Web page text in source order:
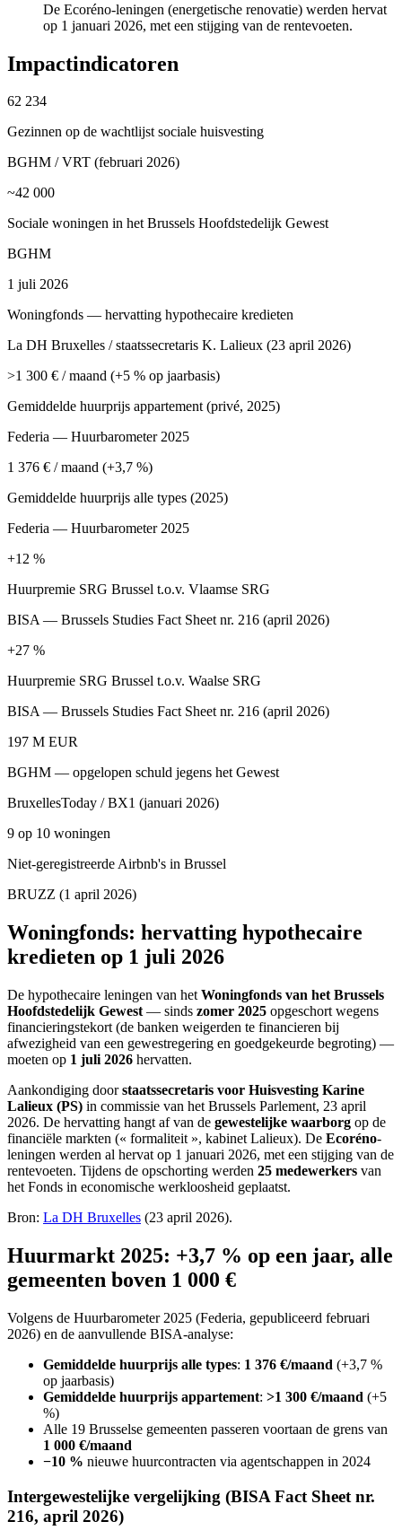
De Ecoréno-leningen (energetische renovatie) werden hervat
op 1 januari 2026, met een stijging van de rentevoeten.
Impactindicatoren
62 234
Gezinnen op de wachtlijst sociale huisvesting
BGHM / VRT (februari 2026)
~42 000
Sociale woningen in het Brussels Hoofdstedelijk Gewest
BGHM
1 juli 2026
Woningfonds — hervatting hypothecaire kredieten
La DH Bruxelles / staatssecretaris K. Lalieux (23 april 2026)
>1 300 € / maand (+5 % op jaarbasis)
Gemiddelde huurprijs appartement (privé, 2025)
Federia — Huurbarometer 2025
1 376 € / maand (+3,7 %)
Gemiddelde huurprijs alle types (2025)
Federia — Huurbarometer 2025
+12 %
Huurpremie SRG Brussel t.o.v. Vlaamse SRG
BISA — Brussels Studies Fact Sheet nr. 216 (april 2026)
+27 %
Huurpremie SRG Brussel t.o.v. Waalse SRG
BISA — Brussels Studies Fact Sheet nr. 216 (april 2026)
197 M EUR
BGHM — opgelopen schuld jegens het Gewest
BruxellesToday / BX1 (januari 2026)
9 op 10 woningen
Niet-geregistreerde Airbnb's in Brussel
BRUZZ (1 april 2026)
Woningfonds: hervatting hypothecaire
kredieten op 1 juli 2026
De hypothecaire leningen van het Woningfonds van het Brussels
Hoofdstedelijk Gewest — sinds zomer 2025 opgeschort wegens
financieringstekort (de banken weigerden te financieren bij
afwezigheid van een gewestregering en goedgekeurde begroting) —
moeten op 1 juli 2026 hervatten.
Aankondiging doorstaatssecretaris voor Huisvesting Karine
Lalieux (PS) in commissie van het Brussels Parlement, 23 april
2026. De hervatting hangt af van de gewestelijke waarborg op de
financiële markten (« formaliteit », kabinet Lalieux). De Ecoréno-
leningen werden al hervat op 1 januari 2026, met een stijging van de
rentevoeten. Tijdens de opschorting werden 25 medewerkers van
het Fonds in economische werkloosheid geplaatst.
Bron: La DH Bruxelles (23 april 2026).
Huurmarkt 2025: +3,7 % op een jaar, alle
gemeenten boven 1 000 €
Volgens de Huurbarometer 2025 (Federia, gepubliceerd februari
2026) en de aanvullende BISA-analyse:
Gemiddelde huurprijs alle types: 1 376 €/maand (+3,7 %
op jaarbasis)
Gemiddelde huurprijs appartement: >1 300 €/maand (+5
%)
Alle 19 Brusselse gemeenten passeren voortaan de grens van
1 000 €/maand
−10 % nieuwe huurcontracten via agentschappen in 2024
Intergewestelijke vergelijking (BISA Fact Sheet nr.
216, april 2026)